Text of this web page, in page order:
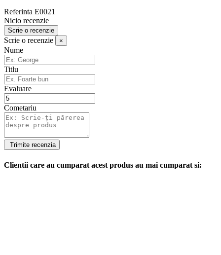
Referinta E0021
Nicio recenzie
Scrie o recenzie
Scrie o recenzie ×
Nume
Titlu
Evaluare
Cometariu
Clientii care au cumparat acest produs au mai cumparat si: